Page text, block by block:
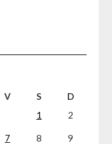
V S
D
1
2
7 8 9